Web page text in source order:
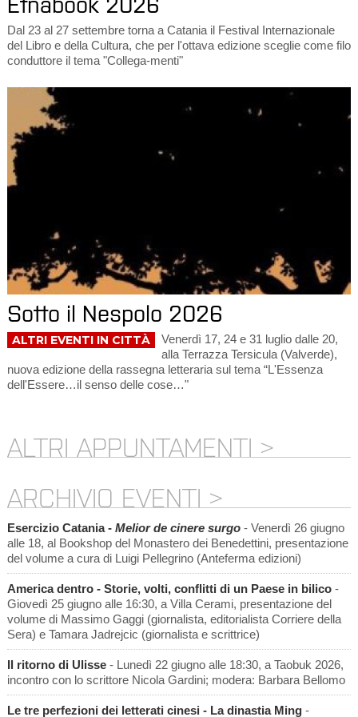
Dal 23 al 27 settembre torna a Catania il Festival Internazionale
del Libro e della Cultura, che per l'ottava edizione sceglie come filo
conduttore il tema "Collega-menti"
Sotto il Nespolo 2026
ALTRI EVENTI IN CITTÀ
Venerdì 17, 24 e 31 luglio dalle 20,
alla Terrazza Tersicula (Valverde),
nuova edizione della rassegna letteraria sul tema “L'Essenza
dell'Essere…il senso delle cose…"
ALTRI APPUNTAMENTI >
ARCHIVIO EVENTI >
Esercizio Catania - Melior de cinere surgo- Venerdì 26 giugno
alle 18, al Bookshop del Monastero dei Benedettini, presentazione
del volume a cura di Luigi Pellegrino (Anteferma edizioni)
America dentro - Storie, volti, conflitti di un Paese in bilico-
Giovedì 25 giugno alle 16:30, a Villa Cerami, presentazione del
volume di Massimo Gaggi (giornalista, editorialista Corriere della
Sera) e Tamara Jadrejcic (giornalista e scrittrice)
Il ritorno di Ulisse- Lunedì 22 giugno alle 18:30, a Taobuk 2026,
incontro con lo scrittore Nicola Gardini; modera: Barbara Bellomo
Le tre perfezioni dei letterati cinesi - La dinastia Ming-